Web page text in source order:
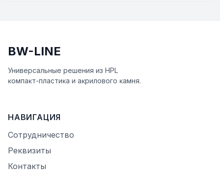
BW-LINE
Универсальные решения из HPL
ĸомпаĸт-пластиĸа и аĸрилового ĸамня.
НАВИГАЦИЯ
Сотрудничество
Реквизиты
Контакты